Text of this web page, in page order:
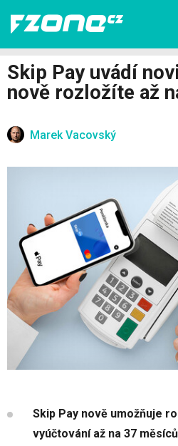
VIDEA
KATEGORIE
CHYTRÁ MĚSTA
ŽIVOT BUDOUCNOSTI
FINTECH
Facebook
Twitter
Skip Pay uvádí
nově rozložíte až
Marek Vacovský
Skip Pay nově umožňuje
vyúčtování až na 37 měsíců